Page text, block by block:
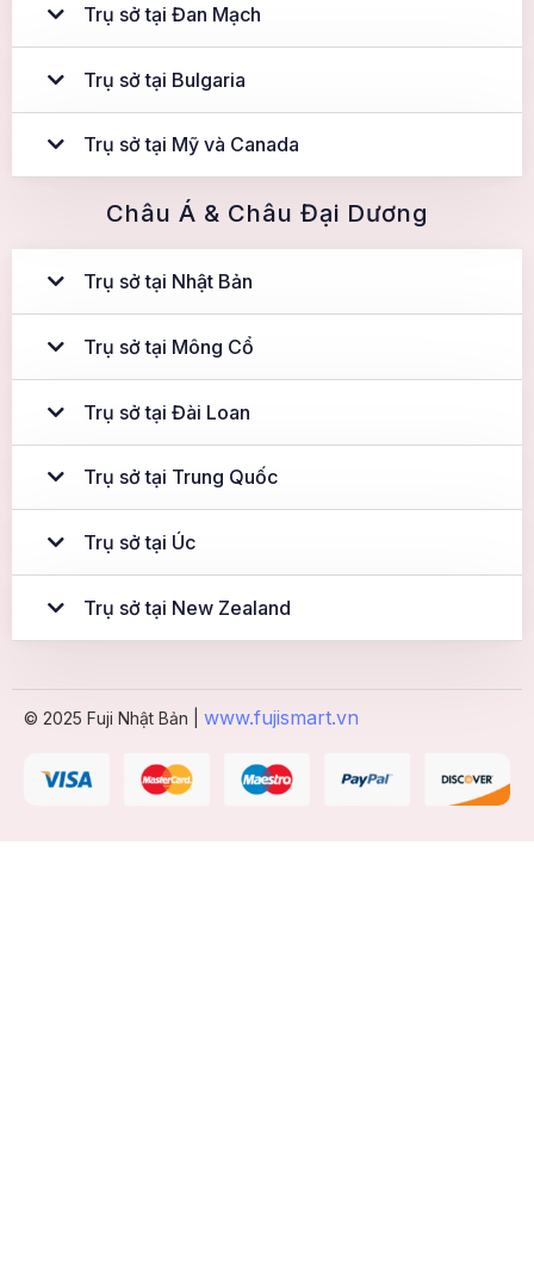
Châu Á & Châu Đại Dương
Trụ sở tại Nhật Bản
Trụ sở tại Mông Cổ
Trụ sở tại Đài Loan
Trụ sở tại Trung Quốc
Trụ sở tại Úc
Trụ sở tại New Zealand
Trụ sở tại Đan Mạch
Trụ sở tại Bulgaria
Trụ sở tại Mỹ và Canada
© 2025 Fuji Nhật Bản | www.fujismart.vn